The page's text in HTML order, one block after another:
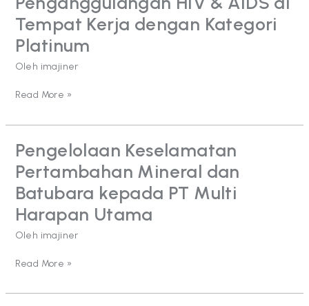
Tempat Kerja dengan Kategori
Platinum
Oleh imajiner
Penganggulangan
HIV
&
AIDS
di
Kerja
Read More »
Pengelolaan Keselamatan
Pertambahan Mineral dan
Batubara kepada PT Multi
Harapan Utama
Oleh imajiner
Pengelolaan
Keselamatan
Pertambahan
Mineral
dan
Batubara
PT
Harapan
Read More »